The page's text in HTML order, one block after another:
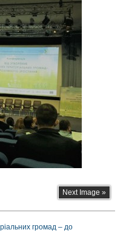
Next Image »
громад – до